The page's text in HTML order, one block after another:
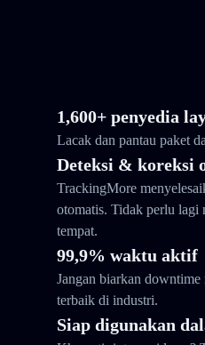
1,600+ penyedia
Lacak dan pantau paket
Deteksi & koreksi
TrackingMore
otomatis. Tidak perlu lagi
tempat.
99,9% waktu aktif
Jangan biarkan
terbaik di industri.
Siap digunakan